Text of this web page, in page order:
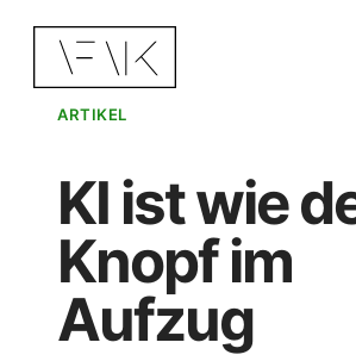
Zum
ARTIKEL
KI ist wie
Knopf im
Aufzug